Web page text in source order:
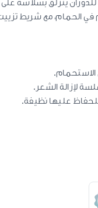
الحمام، مع شريط تزييت
الاستحمام.
لإزالة الشعر.
عليها نظيفة.